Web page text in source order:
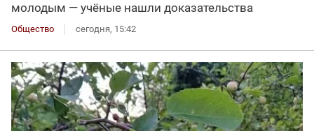
молодым — учёные нашли доказательства
Общество сегодня, 15:42